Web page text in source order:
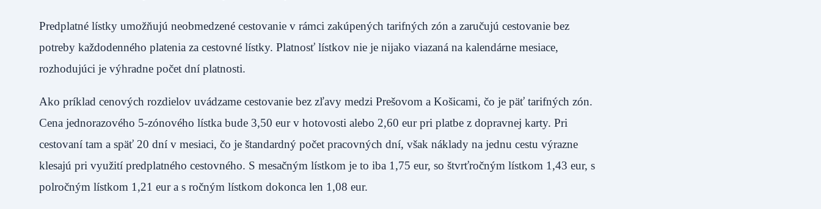
Predplatné lístky umožňujú neobmedzené cestovanie v rámci zakúpených tarifných zón a zaručujú cestovanie bez
potreby každodenného platenia za cestovné lístky. Platnosť lístkov nie je nijako viazaná na kalendárne mesiace,
rozhodujúci je výhradne počet dní platnosti.
Ako príklad cenových rozdielov uvádzame cestovanie bez zľavy medzi Prešovom a Košicami, čo je päť tarifných zón.
Cena jednorazového 5-zónového lístka bude 3,50 eur v hotovosti alebo 2,60 eur pri platbe z dopravnej karty. Pri
cestovaní tam a späť 20 dní v mesiaci, čo je štandardný počet pracovných dní, však náklady na jednu cestu výrazne
klesajú pri využití predplatného cestovného. S mesačným lístkom je to iba 1,75 eur, so štvrťročným lístkom 1,43 eur, s
polročným lístkom 1,21 eur a s ročným lístkom dokonca len 1,08 eur.